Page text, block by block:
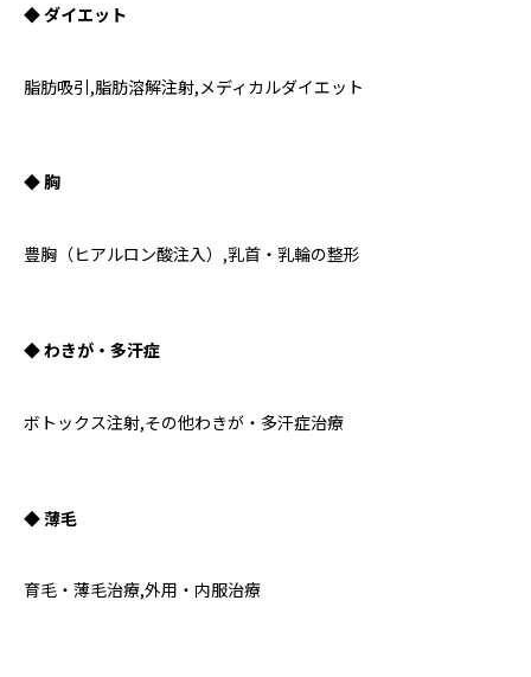
◆ ダイエット
脂肪吸引,脂肪溶解注射,メディカルダイエット
◆ 胸
豊胸（ヒアルロン酸注入）,乳首・乳輪の整形
◆ わきが・多汗症
ボトックス注射,その他わきが・多汗症治療
◆ 薄毛
育毛・薄毛治療,外用・内服治療